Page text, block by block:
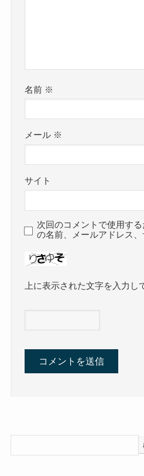
名前 ※
メール ※
サイト
次回のコメントで使用す
の名前、メールアドレス、
上に表示された文字を入力し